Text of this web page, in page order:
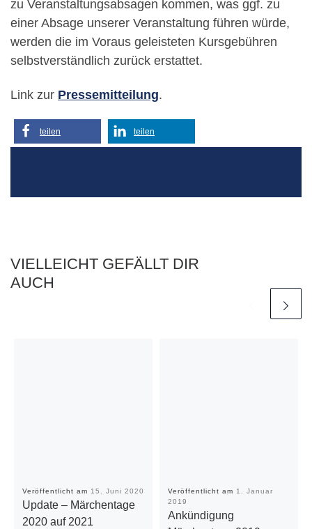
zu Veranstaltungsabsagen kommen, was ggf. zu
einer Absage unserer Veranstaltung führen würde,
werden die im Voraus geleisteten Kursgebühren
selbstverständlich zurück erstattet.
Link zur Pressemitteilung.
teilen teilen
VIELLEICHT GEFÄLLT DIR
AUCH
Veröffentlicht am 15. Juni 2020
Update – Märchentage
2020 auf 2021
Veröffentlicht am 1. Januar
2019
Ankündigung